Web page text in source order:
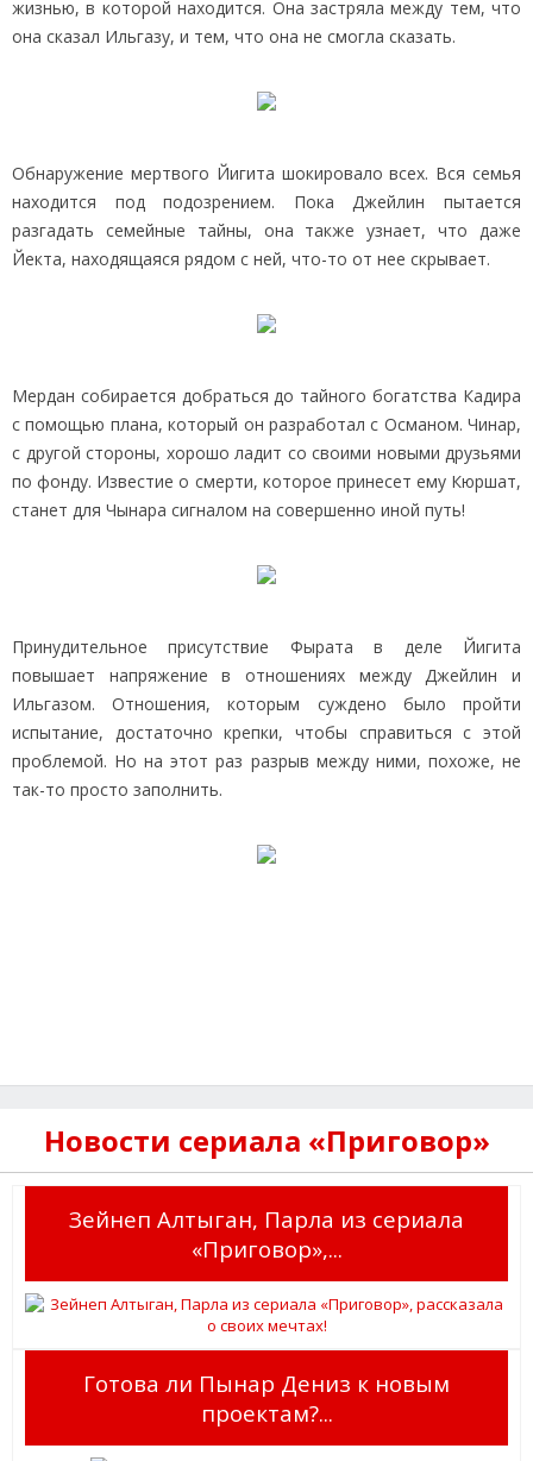
жизнью, в которой находится. Она застряла между тем, что
она сказал Ильгазу, и тем, что она не смогла сказать.
Обнаружение мертвого Йигита шокировало всех. Вся семья
находится под подозрением. Пока Джейлин пытается
разгадать семейные тайны, она также узнает, что даже
Йекта, находящаяся рядом с ней, что-то от нее скрывает.
Мердан собирается добраться до тайного богатства Кадира
с помощью плана, который он разработал с Османом. Чинар,
с другой стороны, хорошо ладит со своими новыми друзьями
по фонду. Известие о смерти, которое принесет ему Кюршат,
станет для Чынара сигналом на совершенно иной путь!
Принудительное присутствие Фырата в деле Йигита
повышает напряжение в отношениях между Джейлин и
Ильгазом. Отношения, которым суждено было пройти
испытание, достаточно крепки, чтобы справиться с этой
проблемой. Но на этот раз разрыв между ними, похоже, не
так-то просто заполнить.
Новости сериала «Приговор»
Зейнеп Алтыган, Парла из сериала
«Приговор»,...
Готова ли Пынар Дениз к новым
проектам?...